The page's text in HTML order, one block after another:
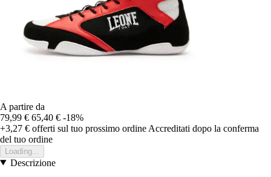
A partire da
79,99 € 65,40 € -18%
+3,27 € offerti sul tuo prossimo ordine Accreditati dopo la conferma
del tuo ordine
Loading...
Descrizione